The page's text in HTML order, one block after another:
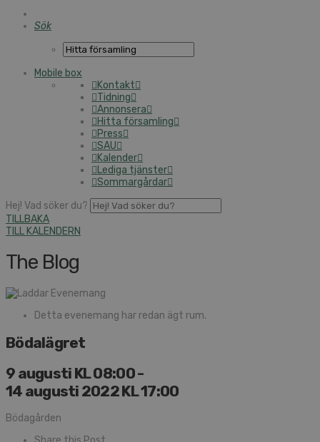
Sök
Mobile box
Kontakt
Tidning
Annonsera
Hitta församling
Press
SAU
Kalender
Lediga tjänster
Sommargårdar
Hej! Vad söker du?
TILLBAKA
TILL KALENDERN
The Blog
Detta evenemang har redan ägt rum.
Bödalägret
9 augusti KL 08:00-
14 augusti 2022 KL 17:00
Bödagården